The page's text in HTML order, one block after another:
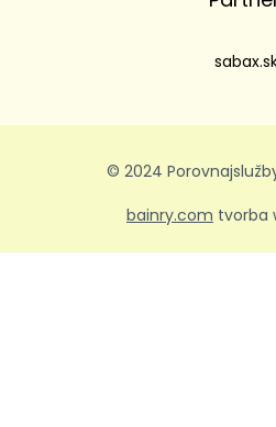
© 2024
bainry.com tvorba